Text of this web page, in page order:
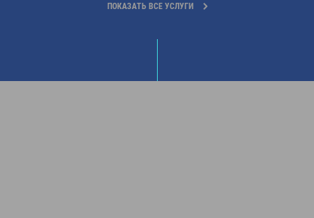
ПОКАЗАТЬ ВСЕ УСЛУГИ